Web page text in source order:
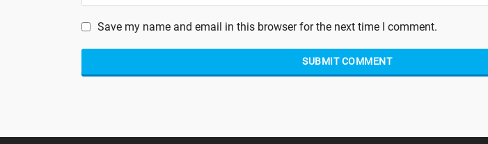
Save my name and email in this browser for the next time I comment.